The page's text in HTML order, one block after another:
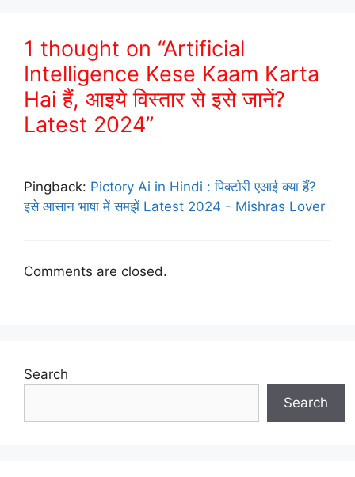
1 thought on “Artificial
Intelligence Kese Kaam Karta
Hai हैं, आइये विस्तार से इसे जानें?
Latest 2024”
Pingback: Pictory Ai in Hindi : पिक्टोरी एआई क्या हैं?
इसे आसान भाषा में समझें Latest 2024 - Mishras Lover
Comments are closed.
Search
Search